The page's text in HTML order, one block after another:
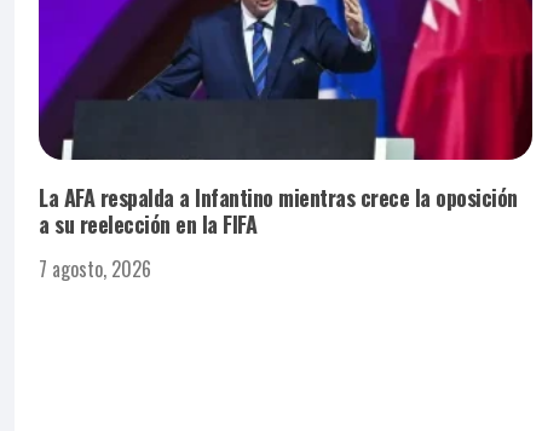
La AFA respalda a Infantino mientras crece la oposición
a su reelección en la FIFA
7 agosto, 2026